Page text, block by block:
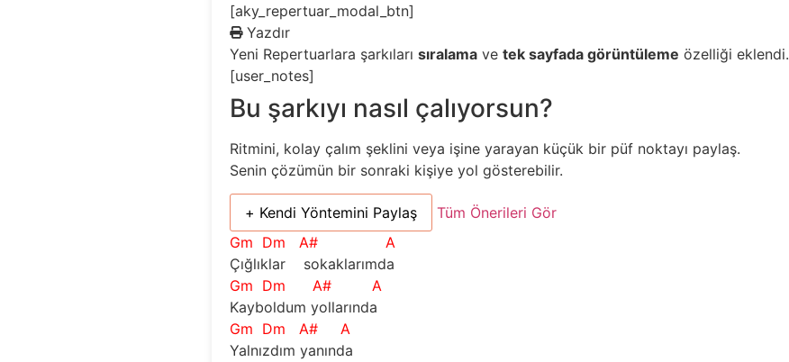
[aky_repertuar_modal_btn]
Yazdır
Yeni Repertuarlara şarkılarısıralama vetek sayfada görüntüleme özelliği eklendi.
[user_notes]
Bu şarkıyı nasıl çalıyorsun?
Ritmini, kolay çalım şeklini veya işine yarayan küçük bir püf noktayı paylaş.
Senin çözümün bir sonraki kişiye yol gösterebilir.
+ Kendi Yöntemini Paylaş
Tüm Önerileri Gör
Gm Dm A#
A
Çığlıklar    sokaklarımda
Gm Dm A#
A
Kayboldum yollarında
Gm Dm A#
A
Yalnızdım yanında